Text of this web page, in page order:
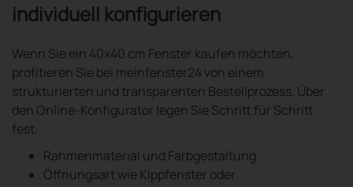
individuell konfigurieren
Wenn Sie ein 40x40 cm Fenster kaufen möchten,
profitieren Sie bei meinfenster24 von einem
strukturierten und transparenten Bestellprozess. Über
den Online-Konfigurator legen Sie Schritt für Schritt
fest:
Rahmenmaterial und Farbgestaltung
Öffnungsart wie Kippfenster oder